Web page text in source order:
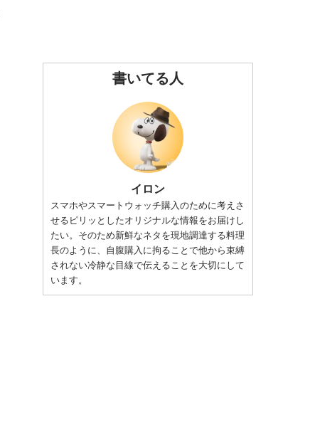
書いてる人
イロン
スマホやスマートウォッチ購入のために考えさ
せるピリッとしたオリジナルな情報をお届けし
たい。そのため新鮮なネタを現地調達する料理
長のように、自腹購入に拘ることで他から束縛
されない冷静な目線で伝えることを大切にして
います。